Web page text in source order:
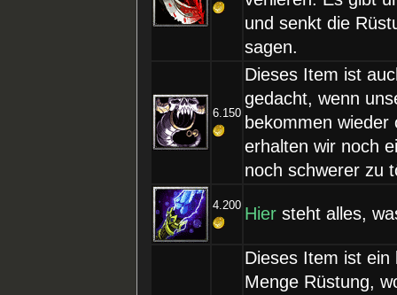
und senkt die
sagen.
6.150
Dieses Item ist
gedacht, wenn
bekommen
erhalten wir noch
noch schwerer zu
4.200 Hier steht alles,
Dieses Item ist ein
Menge Rüstung,